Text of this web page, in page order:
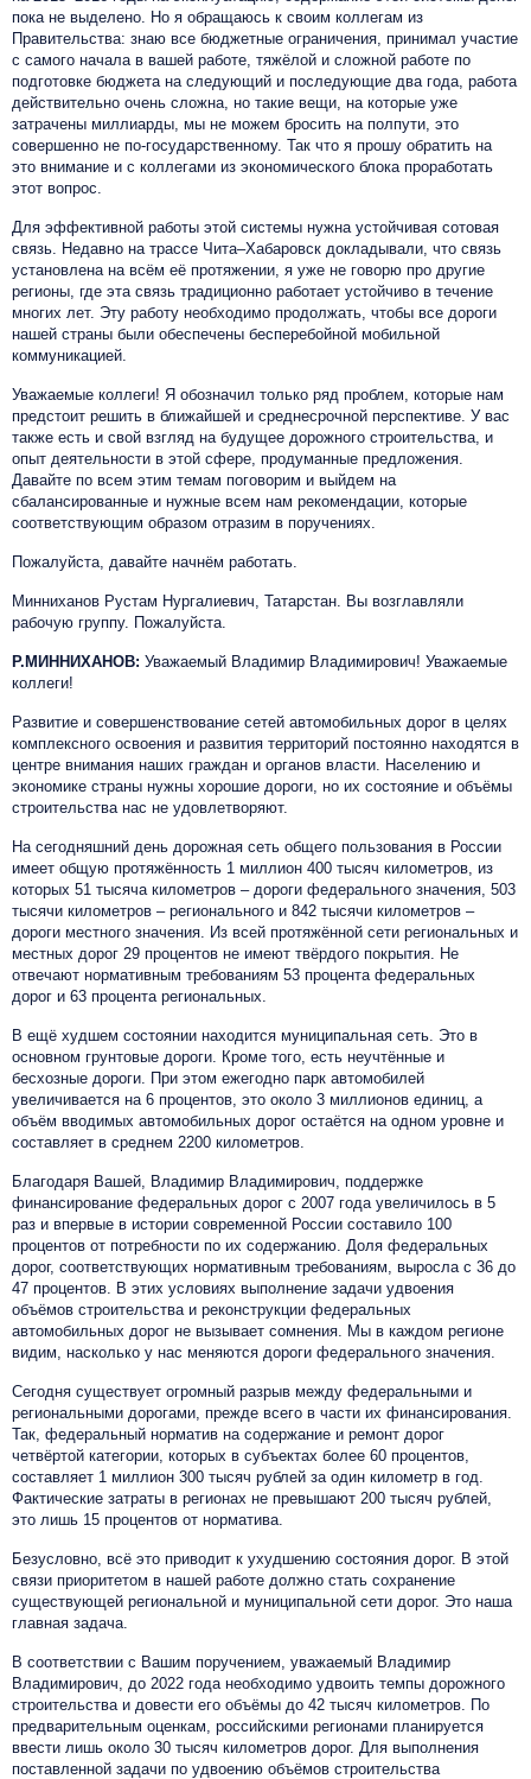
пока не выделено. Но я обращаюсь к своим коллегам из
Правительства: знаю все бюджетные ограничения, принимал участие
с самого начала в вашей работе, тяжёлой и сложной работе по
подготовке бюджета на следующий и последующие два года, работа
действительно очень сложна, но такие вещи, на которые уже
затрачены миллиарды, мы не можем бросить на полпути, это
совершенно не по-государственному. Так что я прошу обратить на
это внимание и с коллегами из экономического блока проработать
этот вопрос.
Для эффективной работы этой системы нужна устойчивая сотовая
связь. Недавно на трассе Чита–Хабаровск докладывали, что связь
установлена на всём её протяжении, я уже не говорю про другие
регионы, где эта связь традиционно работает устойчиво в течение
многих лет. Эту работу необходимо продолжать, чтобы все дороги
нашей страны были обеспечены бесперебойной мобильной
коммуникацией.
Уважаемые коллеги! Я обозначил только ряд проблем, которые нам
предстоит решить в ближайшей и среднесрочной перспективе. У вас
также есть и свой взгляд на будущее дорожного строительства, и
опыт деятельности в этой сфере, продуманные предложения.
Давайте по всем этим темам поговорим и выйдем на
сбалансированные и нужные всем нам рекомендации, которые
соответствующим образом отразим в поручениях.
Пожалуйста, давайте начнём работать.
Минниханов Рустам Нургалиевич, Татарстан. Вы возглавляли
рабочую группу. Пожалуйста.
Р.МИННИХАНОВ: Уважаемый Владимир Владимирович! Уважаемые
коллеги!
Развитие и совершенствование сетей автомобильных дорог в целях
комплексного освоения и развития территорий постоянно находятся в
центре внимания наших граждан и органов власти. Населению и
экономике страны нужны хорошие дороги, но их состояние и объёмы
строительства нас не удовлетворяют.
На сегодняшний день дорожная сеть общего пользования в России
имеет общую протяжённость 1 миллион 400 тысяч километров, из
которых 51 тысяча километров – дороги федерального значения, 503
тысячи километров – регионального и 842 тысячи километров –
дороги местного значения. Из всей протяжённой сети региональных и
местных дорог 29 процентов не имеют твёрдого покрытия. Не
отвечают нормативным требованиям 53 процента федеральных
дорог и 63 процента региональных.
В ещё худшем состоянии находится муниципальная сеть. Это в
основном грунтовые дороги. Кроме того, есть неучтённые и
бесхозные дороги. При этом ежегодно парк автомобилей
увеличивается на 6 процентов, это около 3 миллионов единиц, а
объём вводимых автомобильных дорог остаётся на одном уровне и
составляет в среднем 2200 километров.
Благодаря Вашей, Владимир Владимирович, поддержке
финансирование федеральных дорог с 2007 года увеличилось в 5
раз и впервые в истории современной России составило 100
процентов от потребности по их содержанию. Доля федеральных
дорог, соответствующих нормативным требованиям, выросла с 36 до
47 процентов. В этих условиях выполнение задачи удвоения
объёмов строительства и реконструкции федеральных
автомобильных дорог не вызывает сомнения. Мы в каждом регионе
видим, насколько у нас меняются дороги федерального значения.
Сегодня существует огромный разрыв между федеральными и
региональными дорогами, прежде всего в части их финансирования.
Так, федеральный норматив на содержание и ремонт дорог
четвёртой категории, которых в субъектах более 60 процентов,
составляет 1 миллион 300 тысяч рублей за один километр в год.
Фактические затраты в регионах не превышают 200 тысяч рублей,
это лишь 15 процентов от норматива.
Безусловно, всё это приводит к ухудшению состояния дорог. В этой
связи приоритетом в нашей работе должно стать сохранение
существующей региональной и муниципальной сети дорог. Это наша
главная задача.
В соответствии с Вашим поручением, уважаемый Владимир
Владимирович, до 2022 года необходимо удвоить темпы дорожного
строительства и довести его объёмы до 42 тысяч километров. По
предварительным оценкам, российскими регионами планируется
ввести лишь около 30 тысяч километров дорог. Для выполнения
поставленной задачи по удвоению объёмов строительства